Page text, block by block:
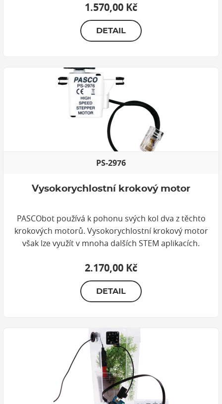
1.570,00 Kč
DETAIL
PS-2976
Vysokorychlostní krokový motor
PASCObot používá k pohonu svých kol dva z těchto
krokových motorů. Vysokorychlostní krokový motor
však lze využít v mnoha dalších STEM aplikacích.
2.170,00 Kč
DETAIL